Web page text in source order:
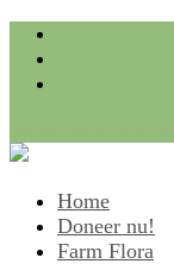
Skip
content
Home
Doneer nu!
Farm Flora